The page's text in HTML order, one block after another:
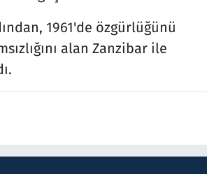
1961'de özgürlüğünü
alan Zanzibar ile